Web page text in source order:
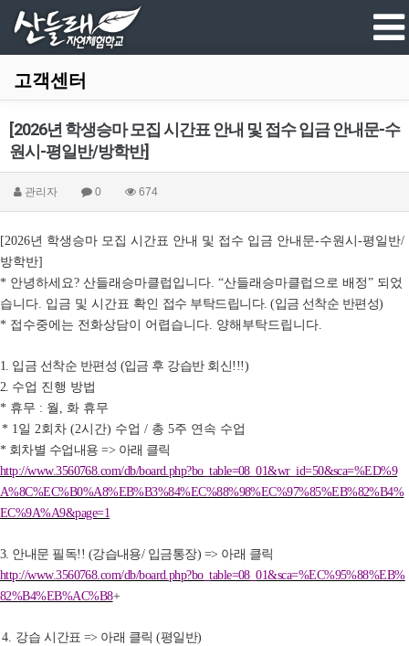
고객센터
[2026년 학생승마 모집 시간표 안내 및 접수 입금 안내문-수
원시-평일반/방학반]
관리자 0 674
[2026년 학생승마 모집 시간표 안내 및 접수 입금 안내문-수원시-평일반/
방학반]
* 안녕하세요? 산들래승마클럽입니다. “산들래승마클럽으로 배정” 되었
습니다. 입금 및 시간표 확인 접수 부탁드립니다. (입금 선착순 반편성)
* 접수중에는 전화상담이 어렵습니다. 양해부탁드립니다.
1. 입금 선착순 반편성 (입금 후 강습반 회신!!!)
2. 수업 진행 방법
* 휴무 : 월 , 화 휴무
* 1일 2회차(2시간) 수업/ 총5주 연속 수업
* 회차별 수업내용=> 아래 클릭
http://www.3560768.com/db/board.php?bo_table=08_01&wr_id=50&sca=%ED%9
A%8C%EC%B0%A8%EB%B3%84%EC%88%98%EC%97%85%EB%82%B4%
EC%9A%A9&page=1
3. 안내문 필독!! (강습내용/ 입금통장) => 아래 클릭
http://www.3560768.com/db/board.php?bo_table=08_01&sca=%EC%95%88%EB%
82%B4%EB%AC%B8+
4. 강습 시간표 => 아래 클릭(평일반)